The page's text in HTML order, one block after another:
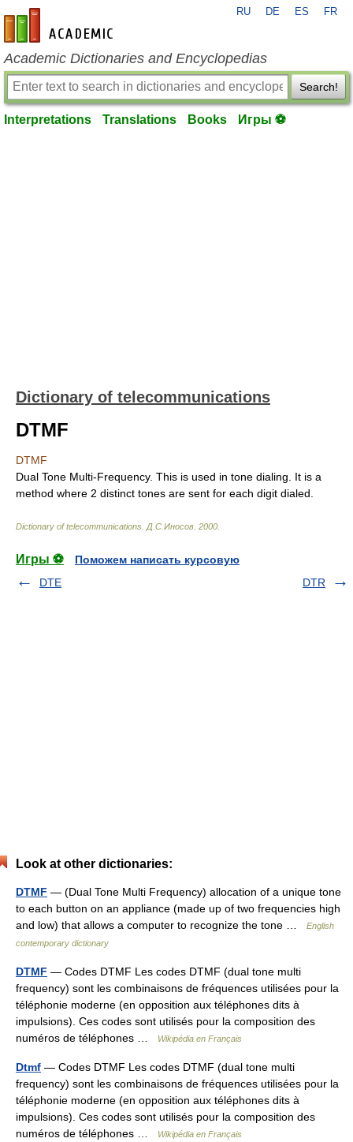
en-academic.com
RU DE ES FR
Academic Dictionaries and Encyclopedias
Search!
Interpretations Translations Books Игры ⚽
Dictionary of telecommunications
DTMF
DTMF
Dual Tone Multi-Frequency. This is used in tone dialing. It is a
method where 2 distinct tones are sent for each digit dialed.
Dictionary of telecommunications Д.С.Иносов 2000
Игры ⚽
Поможем написать курсовую
DTE
DTR
Look at other dictionaries:
DTMF — (Dual Tone Multi Frequency) allocation of a unique tone
to each button on an appliance (made up of two frequencies high
and low) that allows a computer to recognize the tone …
English
contemporary dictionary
DTMF — Codes DTMF Les codes DTMF (dual tone multi
frequency) sont les combinaisons de fréquences utilisées pour la
téléphonie moderne (en opposition aux téléphones dits à
impulsions). Ces codes sont utilisés pour la composition des
numéros de téléphones …
Wikipédia en Français
Dtmf — Codes DTMF Les codes DTMF (dual tone multi
frequency) sont les combinaisons de fréquences utilisées pour la
téléphonie moderne (en opposition aux téléphones dits à
impulsions). Ces codes sont utilisés pour la composition des
numéros de téléphones …
Wikipédia en Français